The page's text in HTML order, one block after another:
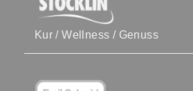
Kur / Wellness / Genuss